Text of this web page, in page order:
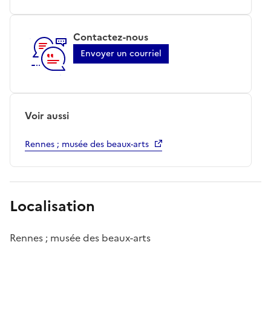
Contactez-nous
Envoyer un courriel
Voir aussi
Rennes ; musée des beaux-arts
Localisation
Rennes ; musée des beaux-arts